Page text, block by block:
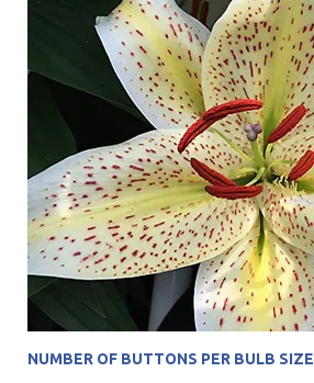
NUMBER OF BUTTONS PER BULB SIZE